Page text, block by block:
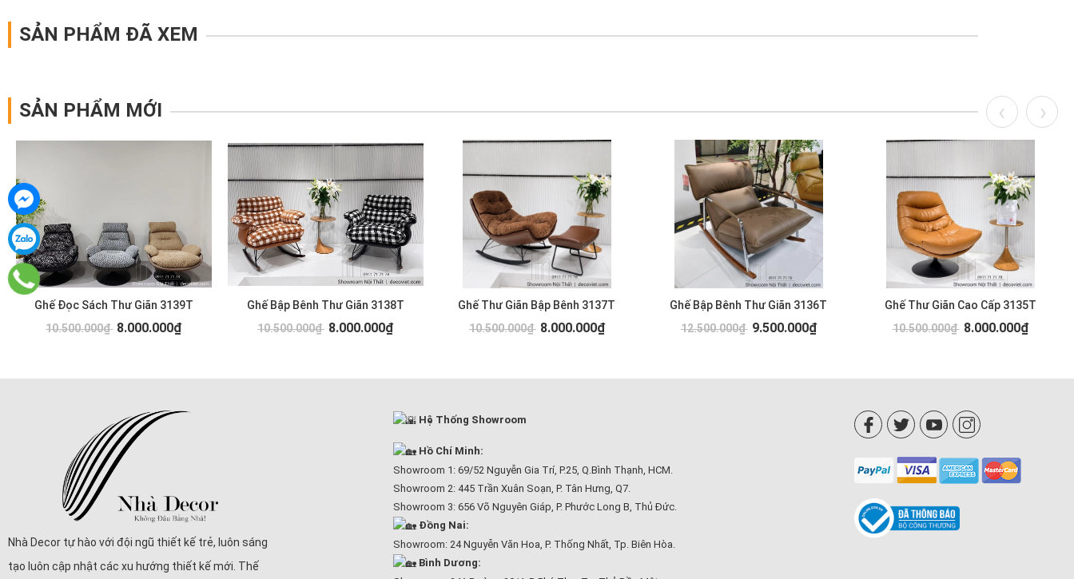
SẢN PHẨM ĐÃ XEM
SẢN PHẨM MỚI
Ghế Đọc Sách Thư Giãn 3139T
10.500.000₫ 8.000.000₫
Ghế Bập Bênh Thư Giãn 3138T
10.500.000₫ 8.000.000₫
Ghế Thư Giãn Bập Bênh 3137T
10.500.000₫ 8.000.000₫
Ghế Bập Bênh Thư Giãn 3136T
12.500.000₫ 9.500.000₫
Ghế Thư Giãn Cao Cấp 3135T
10.500.000₫ 8.000.000₫
Nhà Decor tự hào với đội ngũ thiết kế trẻ, luôn sáng
tạo luôn cập nhật các xu hướng thiết kế mới. Thế
Hệ Thống Showroom
Hồ Chí Minh:
Showroom 1: 69/52 Nguyễn Gia Trí, P.25, Q.Bình Thạnh, HCM.
Showroom 2: 445 Trần Xuân Soạn, P. Tân Hưng, Q7.
Showroom 3: 656 Võ Nguyên Giáp, P. Phước Long B, Thủ Đức.
Đồng Nai:
Showroom: 24 Nguyễn Văn Hoa, P. Thống Nhất, Tp. Biên Hòa.
Bình Dương: